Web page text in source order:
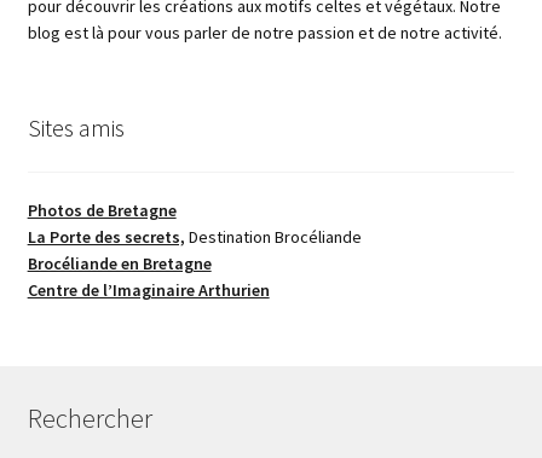
pour découvrir les créations aux motifs celtes et végétaux. Notre
blog est là pour vous parler de notre passion et de notre activité.
Sites amis
Photos de Bretagne
La Porte des secrets, Destination Brocéliande
Brocéliande en Bretagne
Centre de l’Imaginaire Arthurien
Rechercher